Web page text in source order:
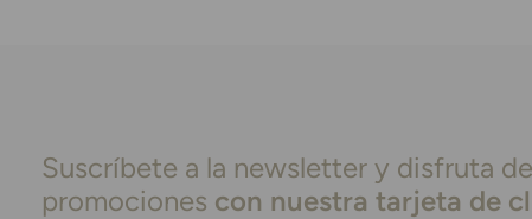
Suscríbete a la newsletter y disfruta
promociones con nuestra tarjeta de